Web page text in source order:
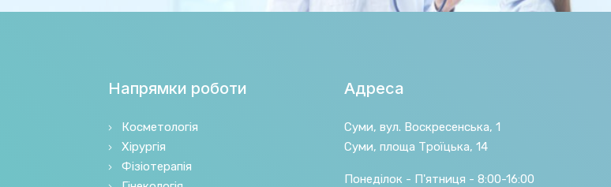
Напрямки роботи
Косметологія
Хірургія
Фізіотерапія
Адреса
Суми, вул. Воскресенська, 1
Суми, площа Троїцька, 14
Понеділок - П'ятниця - 8:00-16:00